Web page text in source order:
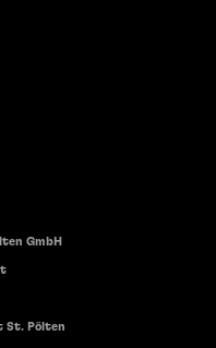
GmbH
St. Pölten